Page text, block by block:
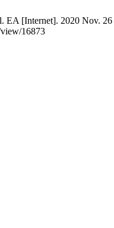
EA [Internet]. 2020 Nov.
16873